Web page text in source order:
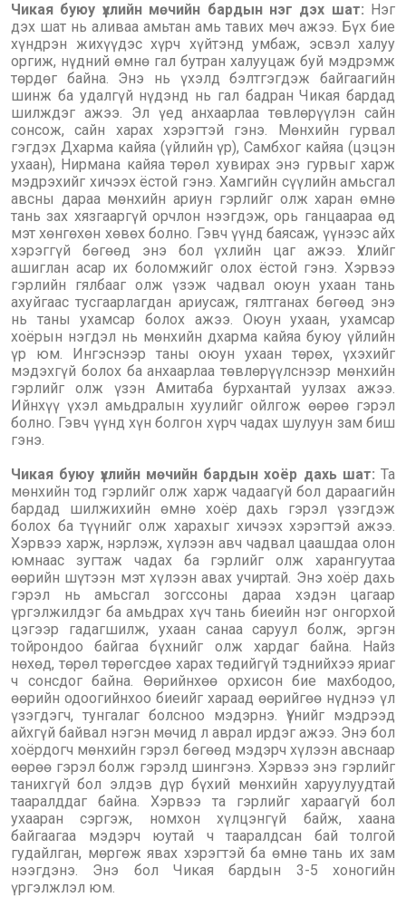
Чикая буюу үхлийн мөчийн бардын нэг дэх шат: Нэг
дэх шат нь аливаа амьтан амь тавих мөч ажээ. Бүх бие
хүндрэн жихүүдэс хүрч хүйтэнд умбаж, эсвэл халуу
оргиж, нүдний өмнө гал бутран халууцаж буй мэдрэмж
төрдөг байна. Энэ нь үхэлд бэлтгэгдэж байгаагийн
шинж ба удалгүй нүдэнд нь гал бадран Чикая бардад
шилждэг ажээ. Эл үед анхаарлаа төвлөрүүлэн сайн
сонсож, сайн харах хэрэгтэй гэнэ. Мөнхийн гурвал
гэгдэх Дхарма кайяа (үйлийн үр), Самбхог кайяа (цэцэн
ухаан), Нирмана кайяа төрөл хувирах энэ гурвыг харж
мэдрэхийг хичээх ёстой гэнэ. Хамгийн сүүлийн амьсгал
авсны дараа мөнхийн ариун гэрлийг олж харан өмнө
тань зах хязгааргүй орчлон нээгдэж, орь ганцаараа өд
мэт хөнгөхөн хөвөх болно. Гэвч үүнд баясаж, үүнээс айх
хэрэггүй бөгөөд энэ бол үхлийн цаг ажээ. Үхлийг
ашиглан асар их боломжийг олох ёстой гэнэ. Хэрвээ
гэрлийн гялбааг олж үзэж чадвал оюун ухаан тань
ахуйгаас тусгаарлагдан ариусаж, гялтганах бөгөөд энэ
нь таны ухамсар болох ажээ. Оюун ухаан, ухамсар
хоёрын нэгдэл нь мөнхийн дхарма кайяа буюу үйлийн
үр юм. Ингэснээр таны оюун ухаан төрөх, үхэхийг
мэдэхгүй болох ба анхаарлаа төвлөрүүлснээр мөнхийн
гэрлийг олж үзэн Амитаба бурхантай уулзах ажээ.
Ийнхүү үхэл амьдралын хуулийг ойлгож өөрөө гэрэл
болно. Гэвч үүнд хүн болгон хүрч чадах шулуун зам биш
гэнэ.
Чикая буюу үхлийн мөчийн бардын хоёр дахь шат: Та
мөнхийн тод гэрлийг олж харж чадаагүй бол дараагийн
бардад шилжихийн өмнө хоёр дахь гэрэл үзэгдэж
болох ба түүнийг олж харахыг хичээх хэрэгтэй ажээ.
Хэрвээ харж, нэрлэж, хүлээн авч чадвал цаашдаа олон
юмнаас зугтаж чадах ба гэрлийг олж харангуутаа
өөрийн шүтээн мэт хүлээн авах учиртай. Энэ хоёр дахь
гэрэл нь амьсгал зогссоны дараа хэдэн цагаар
үргэлжилдэг ба амьдрах хүч тань биеийн нэг онгорхой
цэгээр гадагшилж, ухаан санаа саруул болж, эргэн
тойрондоо байгаа бүхнийг олж хардаг байна. Найз
нөхөд, төрөл төрөгсдөө харах төдийгүй тэднийхээ яриаг
ч сонсдог байна. Өөрийнхөө орхисон бие махбодоо,
өөрийн одоогийнхоо биеийг хараад өөрийгөө нүднээ үл
үзэгдэгч, тунгалаг болсноо мэдэрнэ. Үүнийг мэдрээд
айхгүй байвал нэгэн мөчид л аврал ирдэг ажээ. Энэ бол
хоёрдогч мөнхийн гэрэл бөгөөд мэдэрч хүлээн авснаар
өөрөө гэрэл болж гэрэлд шингэнэ. Хэрвээ энэ гэрлийг
танихгүй бол элдэв дүр бүхий мөнхийн харуулуудтай
тааралддаг байна. Хэрвээ та гэрлийг хараагүй бол
ухааран сэргэж, номхон хүлцэнгүй байж, хаана
байгаагаа мэдэрч юутай ч тааралдсан бай толгой
гудайлган, мөргөж явах хэрэгтэй ба өмнө тань их зам
нээгдэнэ. Энэ бол Чикая бардын 3-5 хоногийн
үргэлжлэл юм.